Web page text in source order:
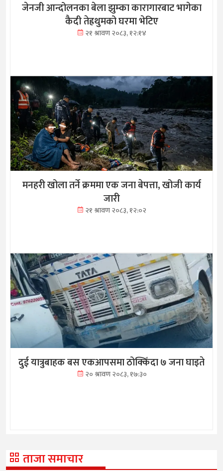
जेनजी आन्दोलनका बेला झुम्का कारागारबाट भागेका
कैदी तेह्रथुमको घरमा भेटिए
२१ श्रावण २०८३, १२:१४
मनहरी खोला तर्ने क्रममा एक जना बेपत्ता, खोजी कार्य
जारी
२१ श्रावण २०८३, १२:०२
दुई यात्रुबाहक बस एकआपसमा ठोक्किँदा ७ जना घाइते
२० श्रावण २०८३, १७:३०
ताजा समाचार